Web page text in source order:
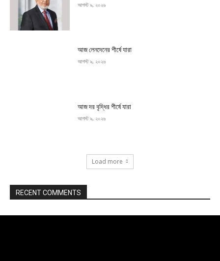
আগস্ট ৯, ২০২৬
আজ লেনদেনের শীর্ষে যারা
আগস্ট ৯, ২০২৬
আজ দর বৃদ্ধির শীর্ষে যারা
আগস্ট ৯, ২০২৬
Load more
RECENT COMMENTS